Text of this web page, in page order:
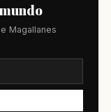
Magallanes